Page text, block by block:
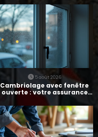
5 août 2026
Cambriolage avec fenêtre
ouverte : votre assurance
paie-t-elle ?